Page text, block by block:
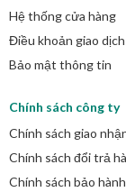
Hệ thống cửa hàng
Điều khoản giao dịch
Bảo mật thông tin
Chính sách công ty
Chính sách giao
Chính sách đổi trả
Chính sách bảo hành